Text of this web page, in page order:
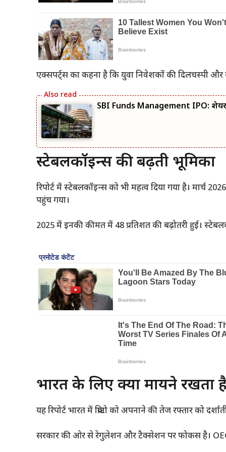
एक्सपर्ट्स का कहना है कि युवा निवेशकों की दिलचस्पी
SBI Funds Management IPO: शेयर
स्टेबलकॉइन्स की बढ़ती भूमिका
रिपोर्ट में स्टेबलकॉइन्स को भी महत्व दिया गया है। मार्च
पहुंच गया।
2025 में इनकी कीमत में 48 प्रतिशत की बढ़ोतरी हुई।
भारत के लिए क्या मायने रखता
यह रिपोर्ट भारत में क्रिप्टो को अपनाने की तेज रफ्तार को
सरकार की ओर से रेगुलेशन और टैक्सेशन पर फोकस है।